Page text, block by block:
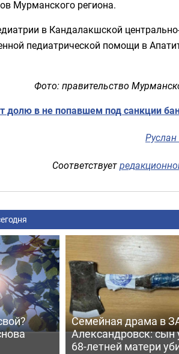
Мурманского региона.
в Кандалакшской
педиатрической помощи в
Фото: правительство
долю в не попавшем под санкции
Соответствует
Семейная драма в
Александровск: сын
68-летней матери